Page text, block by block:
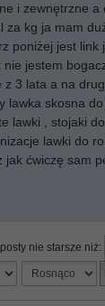
i zewnętrzne a
kg ja mam
poniżej jest link
jestem
z 3 lata a na
lawka skosna
lawki , stojaki
lawki do
jak ćwiczę sam
nie starsze niż: